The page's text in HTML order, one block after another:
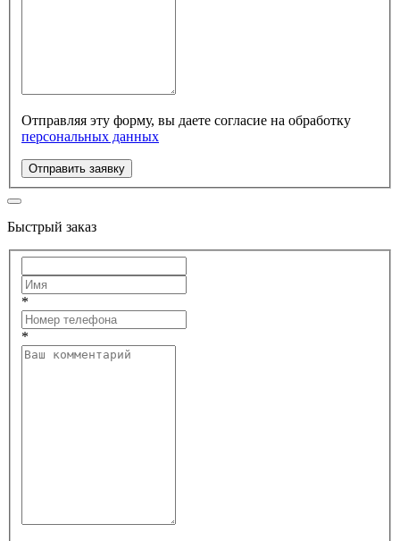
Отправляя эту форму, вы даете согласие на обработку
персональных данных
Отправить заявку
Быстрый заказ
*
*